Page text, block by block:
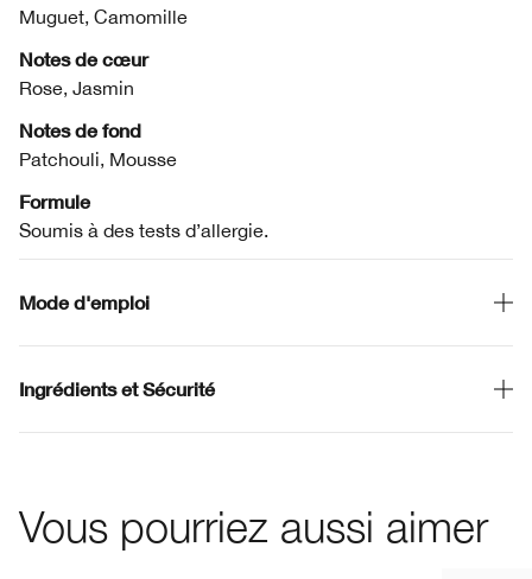
Muguet, Camomille
Notes de cœur
Rose, Jasmin
Notes de fond
Patchouli, Mousse
Formule
Soumis à des tests d’allergie.
Mode d'emploi
Ingrédients et Sécurité
Vous pourriez aussi aimer